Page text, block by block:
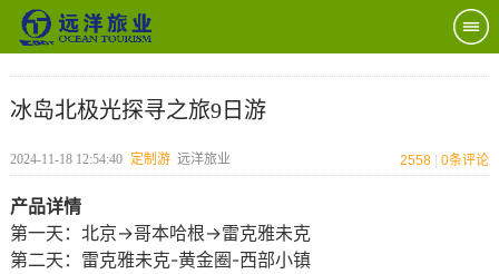
冰岛北极光探寻之旅9日游
2024-11-18 12:54:40 定制游 远洋旅业 2558 0条评论
产品详情
第一天：北京→哥本哈根→雷克雅未克
第二天：雷克雅未克-黄金圈-西部小镇